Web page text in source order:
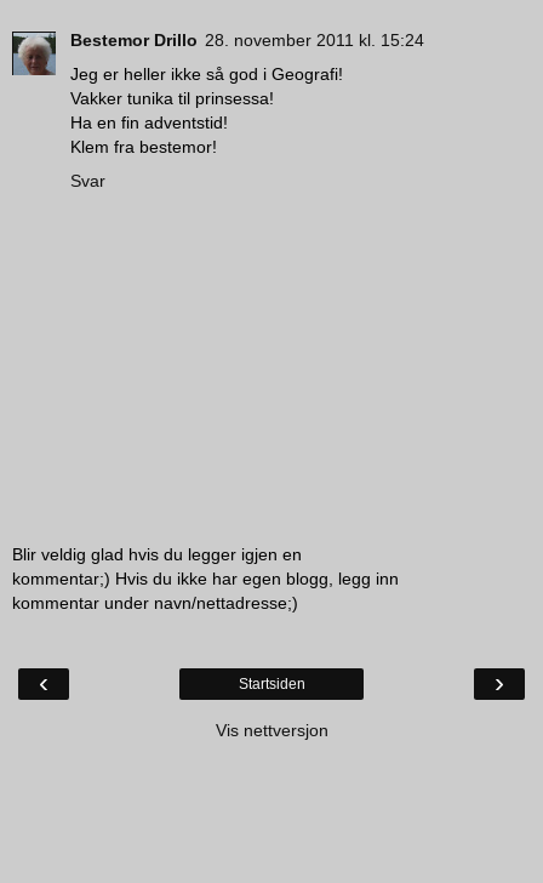
Bestemor Drillo 28. november 2011 kl. 15:24
Jeg er heller ikke så god i Geografi!
Vakker tunika til prinsessa!
Ha en fin adventstid!
Klem fra bestemor!
Svar
Blir veldig glad hvis du legger igjen en
kommentar;) Hvis du ikke har egen blogg, legg inn
kommentar under navn/nettadresse;)
‹ ›
Startsiden
Vis nettversjon